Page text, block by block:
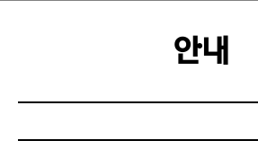
안내